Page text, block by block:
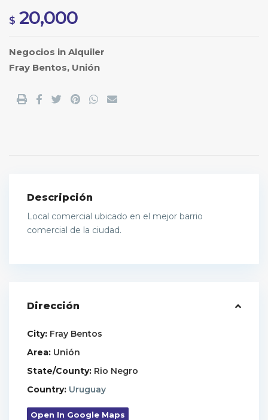
$ 20,000
Negocios in Alquiler
Fray Bentos, Unión
Descripción
Local comercial ubicado en el mejor barrio
comercial de la ciudad.
Dirección
City: Fray Bentos
Area: Unión
State/County: Rio Negro
Country: Uruguay
Open In Google Maps